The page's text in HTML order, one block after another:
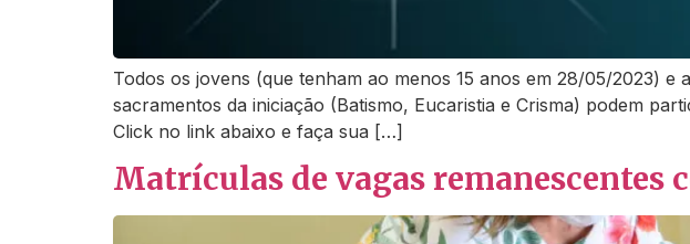
Todos os jovens (que tenham ao menos 15 anos em 28/05/2023)
sacramentos da iniciação (Batismo, Eucaristia e Crisma) podem
Click no link abaixo e faça sua […]
Matrículas de vagas remanescentes